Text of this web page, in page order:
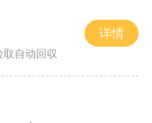
自动回収
详情